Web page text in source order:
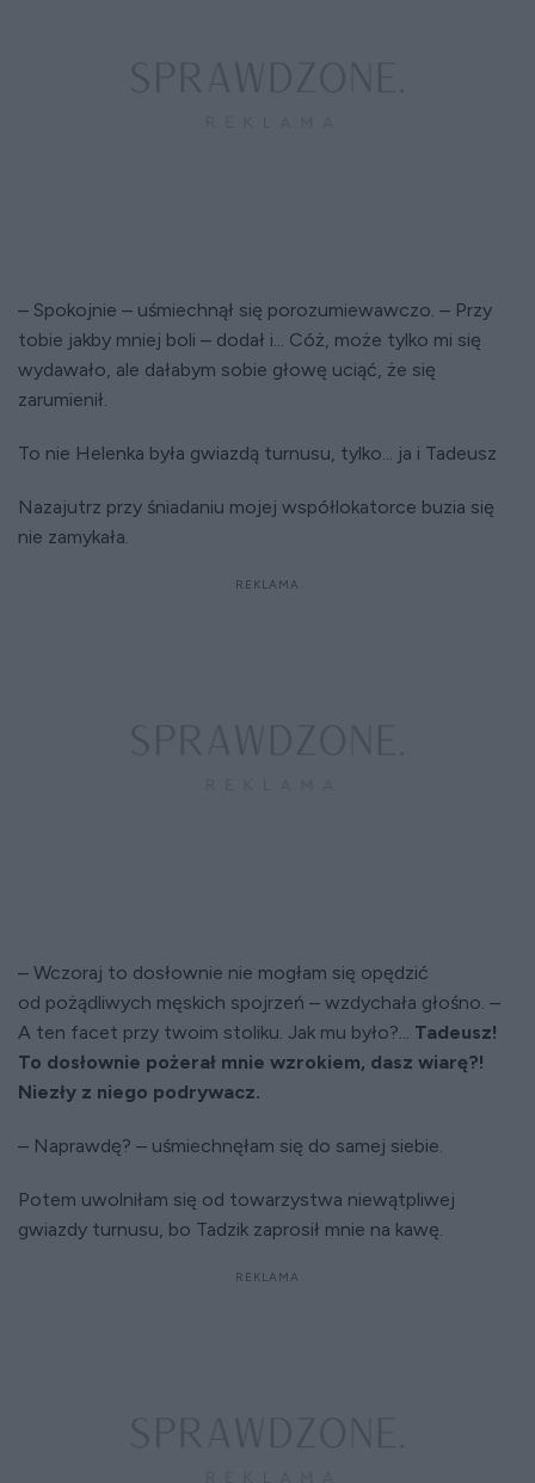
– Spokojnie – uśmiechnął się porozumiewawczo. – Przy
tobie jakby mniej boli – dodał i... Cóż, może tylko mi się
wydawało, ale dałabym sobie głowę uciąć, że się
zarumienił.
To nie Helenka była gwiazdą turnusu, tylko... ja i Tadeusz
Nazajutrz przy śniadaniu mojej współlokatorce buzia się
nie zamykała.
– Wczoraj to dosłownie nie mogłam się opędzić
od pożądliwych męskich spojrzeń – wzdychała głośno. –
A ten facet przy twoim stoliku. Jak mu było?... Tadeusz!
To dosłownie pożerał mnie wzrokiem, dasz wiarę?!
Niezły z niego podrywacz.
– Naprawdę? – uśmiechnęłam się do samej siebie.
Potem uwolniłam się od towarzystwa niewątpliwej
gwiazdy turnusu, bo Tadzik zaprosił mnie na kawę.